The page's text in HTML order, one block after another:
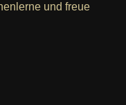
und freue